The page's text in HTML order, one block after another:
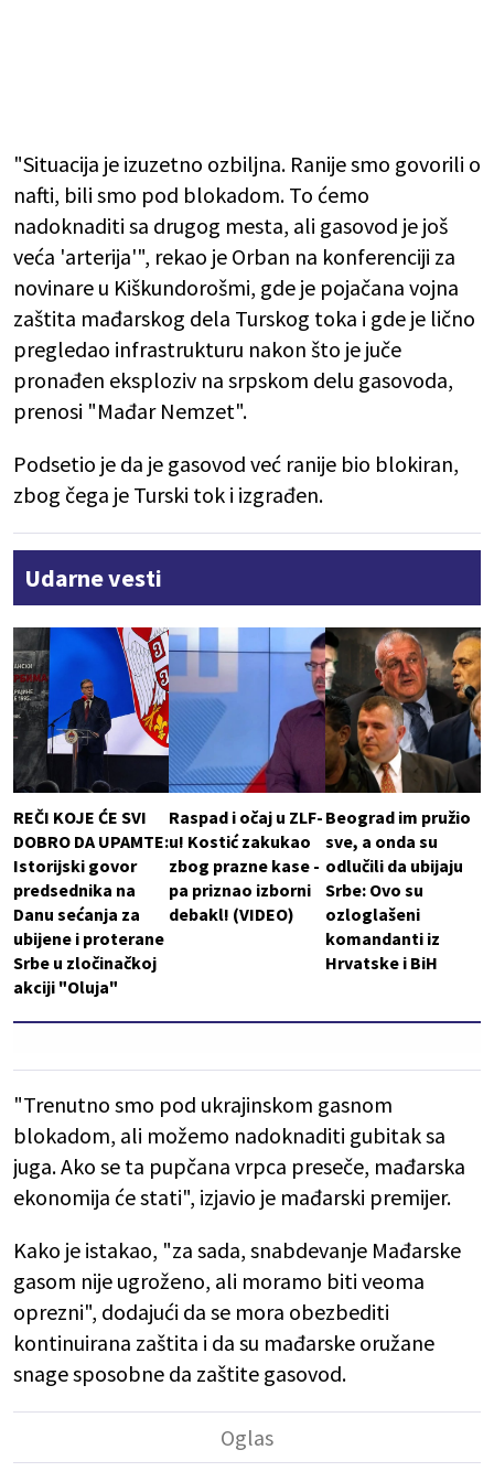
"Situacija je izuzetno ozbiljna. Ranije smo govorili o
nafti, bili smo pod blokadom. To ćemo
nadoknaditi sa drugog mesta, ali gasovod je još
veća 'arterija'", rekao je Orban na konferenciji za
novinare u Kiškundorošmi, gde je pojačana vojna
zaštita mađarskog dela Turskog toka i gde je lično
pregledao infrastrukturu nakon što je juče
pronađen eksploziv na srpskom delu gasovoda,
prenosi "Mađar Nemzet".
Podsetio je da je gasovod već ranije bio blokiran,
zbog čega je Turski tok i izgrađen.
Udarne vesti
REČI KOJE ĆE SVI
DOBRO DA UPAMTE:
Istorijski govor
predsednika na
Danu sećanja za
ubijene i proterane
Srbe u zločinačkoj
akciji "Oluja"
Raspad i očaj u ZLF-
u! Kostić zakukao
zbog prazne kase -
pa priznao izborni
debakl! (VIDEO)
Beograd im pružio
sve, a onda su
odlučili da ubijaju
Srbe: Ovo su
ozloglašeni
komandanti iz
Hrvatske i BiH
"Trenutno smo pod ukrajinskom gasnom
blokadom, ali možemo nadoknaditi gubitak sa
juga. Ako se ta pupčana vrpca preseče, mađarska
ekonomija će stati", izjavio je mađarski premijer.
Kako je istakao, "za sada, snabdevanje Mađarske
gasom nije ugroženo, ali moramo biti veoma
oprezni", dodajući da se mora obezbediti
kontinuirana zaštita i da su mađarske oružane
snage sposobne da zaštite gasovod.